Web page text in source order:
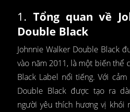
1. Tổng quan về
Double Black
Johnnie Walker Double Black
vào năm 2011, là một biến thể
Black Label nổi tiếng. Với
Double Black được tạo ra
người yêu thích hương vị khói